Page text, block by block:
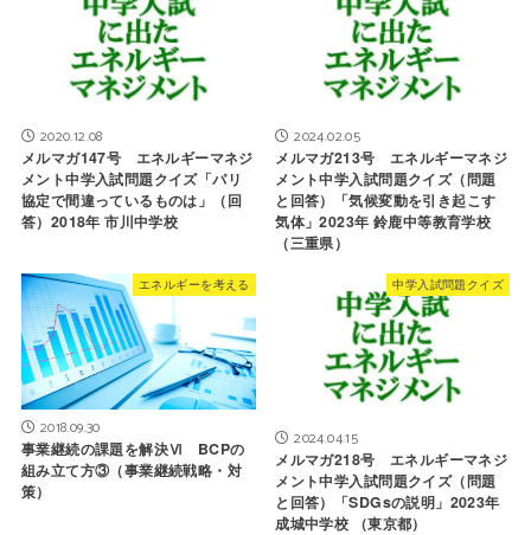
2020.12.08
メルマガ147号 エネルギーマネジ
メント中学入試問題クイズ「パリ
協定で間違っているものは」（回
答）2018年 市川中学校
2024.02.05
メルマガ213号 エネルギーマネジ
メント中学入試問題クイズ（問題
と回答）「気候変動を引き起こす
気体」2023年 鈴鹿中等教育学校
（三重県）
エネルギーを考える
2018.09.30
事業継続の課題を解決Ⅵ BCPの
組み立て方③（事業継続戦略・対
策）
中学入試問題クイズ
2024.04.15
メルマガ218号 エネルギーマネジ
メント中学入試問題クイズ（問題
と回答）「SDGsの説明」2023年
成城中学校 （東京都）